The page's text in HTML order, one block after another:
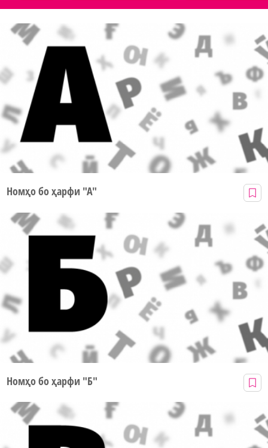
Номҳо бо ҳарфи "А"
Номҳо бо ҳарфи "Б"